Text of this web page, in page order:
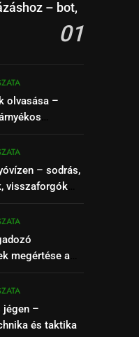
– bot,
01
olvasása –
– sodrás,
visszaforgók
megértése a
jégen –
és taktika